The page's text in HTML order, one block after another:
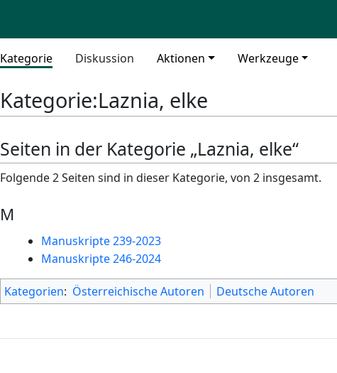
Kategorie Diskussion Aktionen Werkzeuge
Kategorie:Laznia, elke
Seiten in der Kategorie „Laznia, elke“
Folgende 2 Seiten sind in dieser Kategorie, von 2 insgesamt.
M
Manuskripte 239-2023
Manuskripte 246-2024
Kategorien: Österreichische Autoren Deutsche Autoren